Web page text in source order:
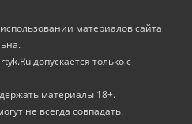
материалов сайта
допускается только с
материалы 18+.
не всегда совпадать.